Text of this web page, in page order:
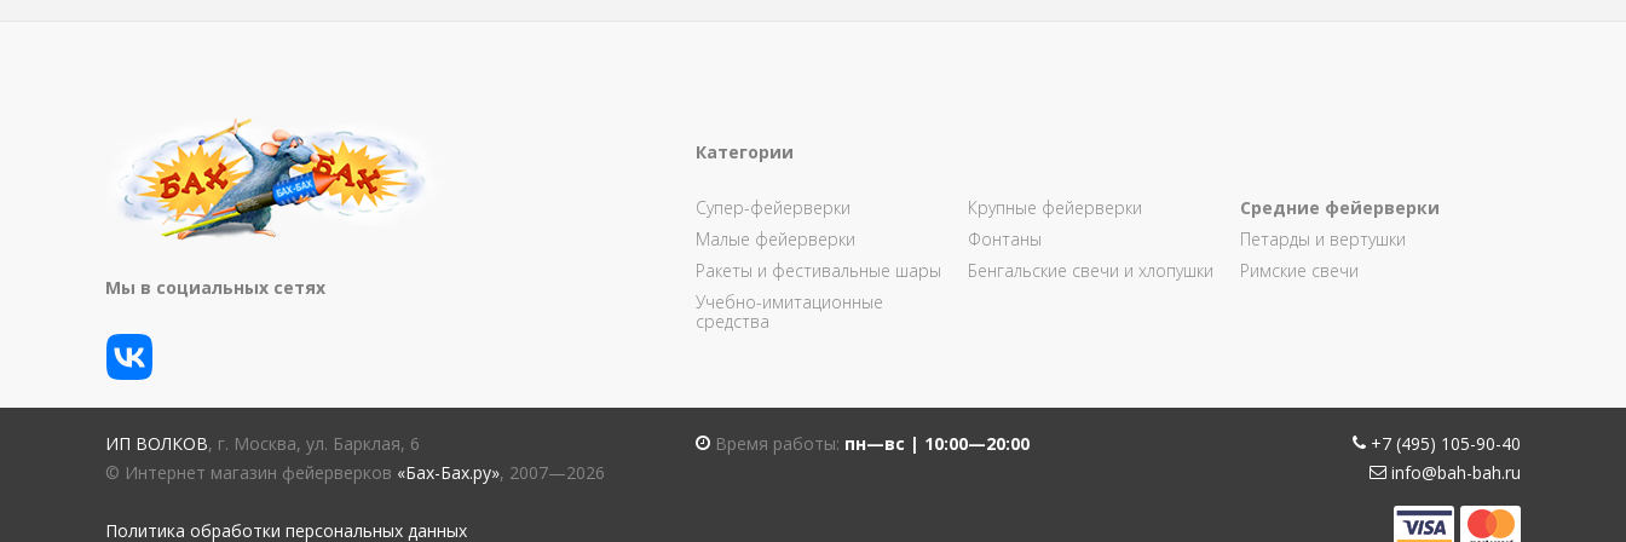
Категории
Супер-фейерверки Крупные фейерверки
Средние фейерверки
Малые фейерверки
Фонтаны
Петарды и вертушки
Ракеты и фестивальные шары
Бенгальские свечи и хлопушки
Римские свечи
Учебно-имитационные
средства
Мы в социальных сетях
ИП ВОЛКОВ, г. Москва, ул. Барклая, 6
© Интернет магазин фейерверков «Бах-Бах.ру», 2007—2026
Политика обработки персональных данных
Время работы: пн—вс | 10:00—20:00
+7 (495) 105-90-40
info@bah-bah.ru